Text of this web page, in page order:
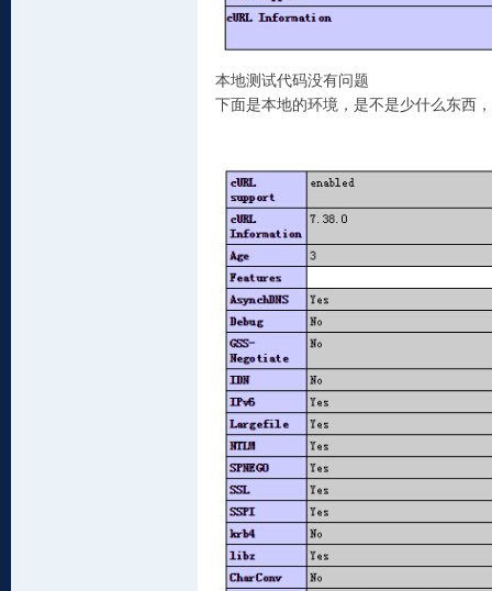
本地测试代码没有问题
下面是本地的环境，是不是少什么东西